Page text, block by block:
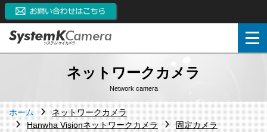
ネットワークカメラ
Network camera
ホーム
ネットワークカメラ
Hanwha Visionネットワークカメラ
固定カメラ